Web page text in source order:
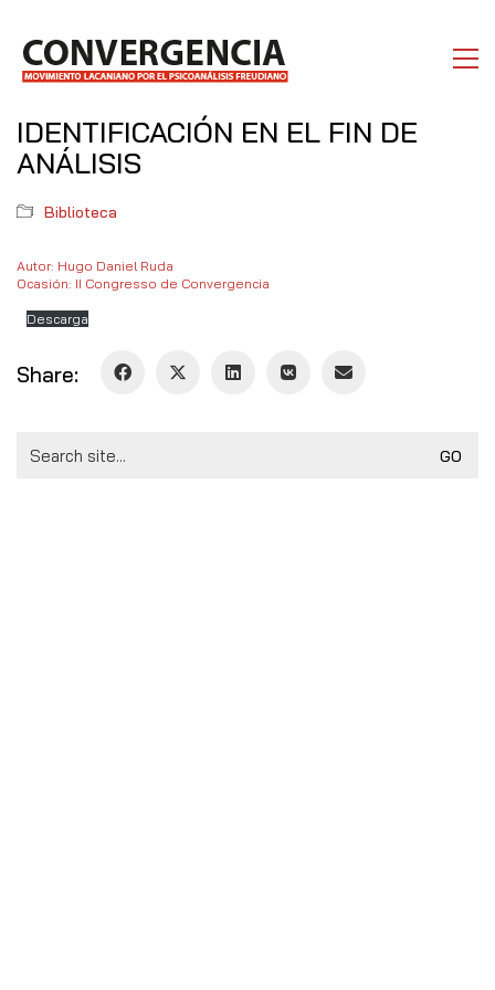
IDENTIFICACIÓN EN EL FIN DE
ANÁLISIS
Biblioteca
Autor: Hugo Daniel Ruda
Ocasión: II Congresso de Convergencia
Descarga
Share:
for: